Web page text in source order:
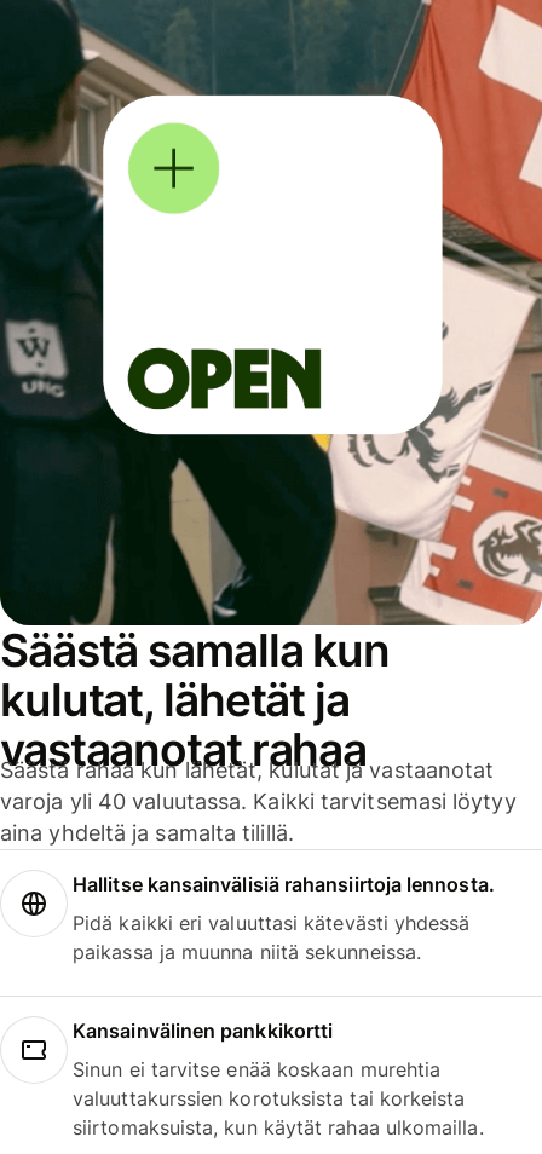
Säästä samalla kun
kulutat, lähetät ja
vastaanotat rahaa
Säästä rahaa kun lähetät, kulutat ja vastaanotat
varoja yli 40 valuutassa. Kaikki tarvitsemasi löytyy
aina yhdeltä ja samalta tilillä.
Hallitse kansainvälisiä rahansiirtoja lennosta.
Pidä kaikki eri valuuttasi kätevästi yhdessä
paikassa ja muunna niitä sekunneissa.
Kansainvälinen pankkikortti
Sinun ei tarvitse enää koskaan murehtia
valuuttakurssien korotuksista tai korkeista
siirtomaksuista, kun käytät rahaa ulkomailla.